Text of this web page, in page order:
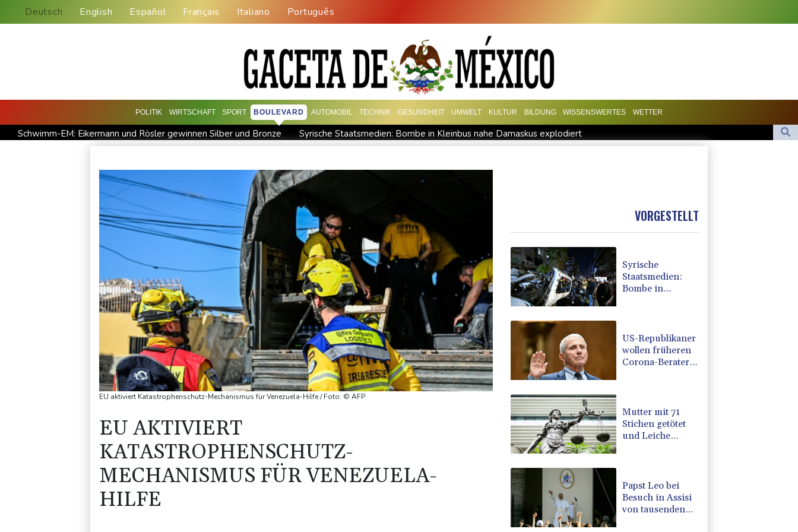
Deutsch English Español Français Italiano Português
POLITIK WIRTSCHAFT SPORT BOULEVARD AUTOMOBIL TECHNIK GESUNDHEIT UMWELT KULTUR BILDUNG WISSENSWERTES WETTER
Schwimm-EM: Eikermann und Rösler gewinnen Silber und Bronze
Syrische Staatsmedien: Bombe in Kleinbus nahe Damaskus explodiert
Französische Sängerin Vanessa Paradis gibt Trennung von Regisseur Benchetrit bekannt
Tour de France Femmes: Lippert sprintet am Etappensieg vorbei
Schwimm-EM: Hentschel/Müller gewinnen Synchron-Bronze
Höhere Trassenpreise: Länder drohen mit Klage
Mindestens 38 Soldaten bei Angriffen im Jemen getötet - Huthis reklamieren Attacke
EU aktiviert Katastrophenschutz-Mechanismus für Venezuela-Hilfe / Foto: © AFP
EU AKTIVIERT
KATASTROPHENSCHUTZ-
MECHANISMUS FÜR VENEZUELA-
HILFE
VORGESTELLT
Syrische
Staatsmedien:
Bombe in
US-Republikaner
wollen früheren
Corona-Berater
Mutter mit 71
Stichen getötet
und Leiche
Papst Leo bei
Besuch in Assisi
von tausenden